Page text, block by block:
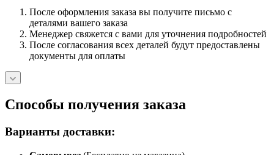
После оформления заказа вы получите письмо с
деталями вашего заказа
Менеджер свяжется с вами для уточнения подробностей
После согласования всех деталей будут предоставлены
документы для оплаты
Способы получения заказа
Варианты доставки: